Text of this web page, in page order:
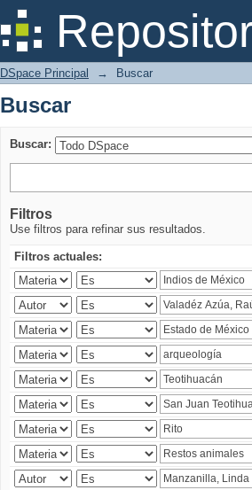
Buscar
DSpace Principal → Buscar
Buscar
Buscar:
Filtros
Use filtros para refinar sus resultados.
Filtros actuales: